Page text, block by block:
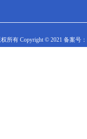
所有 Copyright © 2021 备案号：